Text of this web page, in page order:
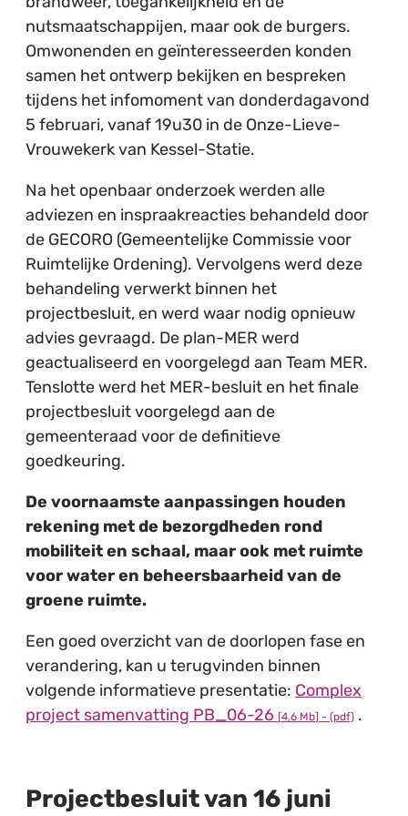
nutsmaatschappijen, maar ook de burgers.
Omwonenden en geïnteresseerden konden
samen het ontwerp bekijken en bespreken
tijdens het infomoment van donderdagavond
5 februari, vanaf 19u30 in de Onze-Lieve-
Vrouwekerk van Kessel-Statie.
Na het openbaar onderzoek werden alle
adviezen en inspraakreacties behandeld door
de GECORO (Gemeentelijke Commissie voor
Ruimtelijke Ordening). Vervolgens werd deze
behandeling verwerkt binnen het
projectbesluit, en werd waar nodig opnieuw
advies gevraagd. De plan-MER werd
geactualiseerd en voorgelegd aan Team MER.
Tenslotte werd het MER-besluit en het finale
projectbesluit voorgelegd aan de
gemeenteraad voor de definitieve
goedkeuring.
De voornaamste aanpassingen houden
rekening met de bezorgdheden rond
mobiliteit en schaal, maar ook met ruimte
voor water en beheersbaarheid van de
groene ruimte.
Een goed overzicht van de doorlopen fase en
verandering, kan u terugvinden binnen
volgende informatieve presentatie: Complex
project samenvatting PB_06-26 4,6 Mb (pdf) .
Projectbesluit van 16 juni